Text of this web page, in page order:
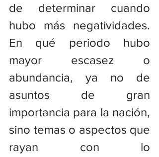
de determinar cuando
hubo más negatividades.
En qué periodo hubo
mayor escasez o
abundancia, ya no de
asuntos de gran
importancia para la nación,
sino temas o aspectos que
rayan con lo